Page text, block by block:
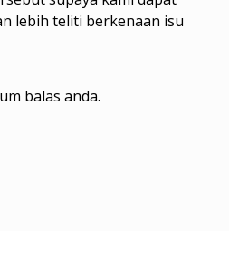
lebih teliti berkenaan isu
balas anda.